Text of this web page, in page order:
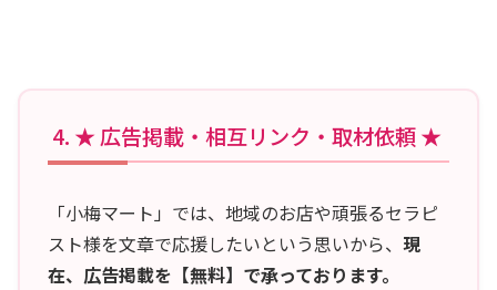
★ 広告掲載・相互リンク・取材依頼 ★
「小梅マート」では、地域のお店や頑張るセラピ
スト様を文章で応援したいという思いから、 現
在、広告掲載を【無料】で承っております。